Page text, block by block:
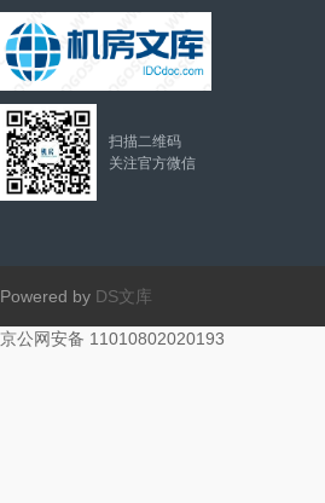
扫描二维码
关注官方微信
Powered by DS文库
京公网安备 11010802020193